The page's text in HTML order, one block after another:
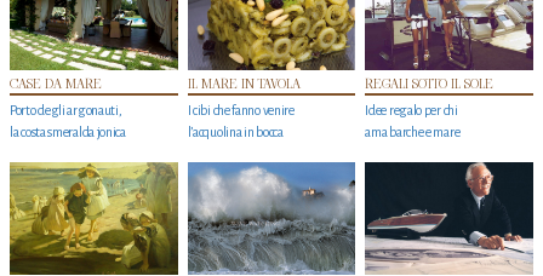
CASE DA MARE
Porto degli argonauti,
la costa smeralda jonica
IL MARE IN TAVOLA
I cibi che fanno venire
l’acquolina in bocca
REGALI SOTTO IL SOLE
Idee regalo per chi
ama barche e mare